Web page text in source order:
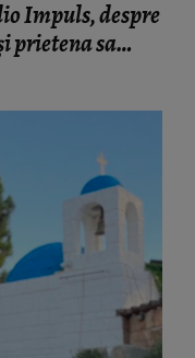
Impuls, despre
prietena sa